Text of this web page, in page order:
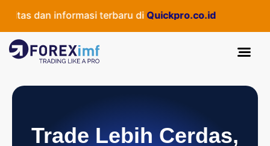
dan informasi terbaru diQuickpro.co.id
Trade Lebih Cerdas,